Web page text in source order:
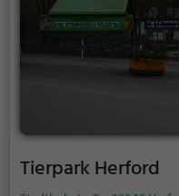
Tierpark Herford